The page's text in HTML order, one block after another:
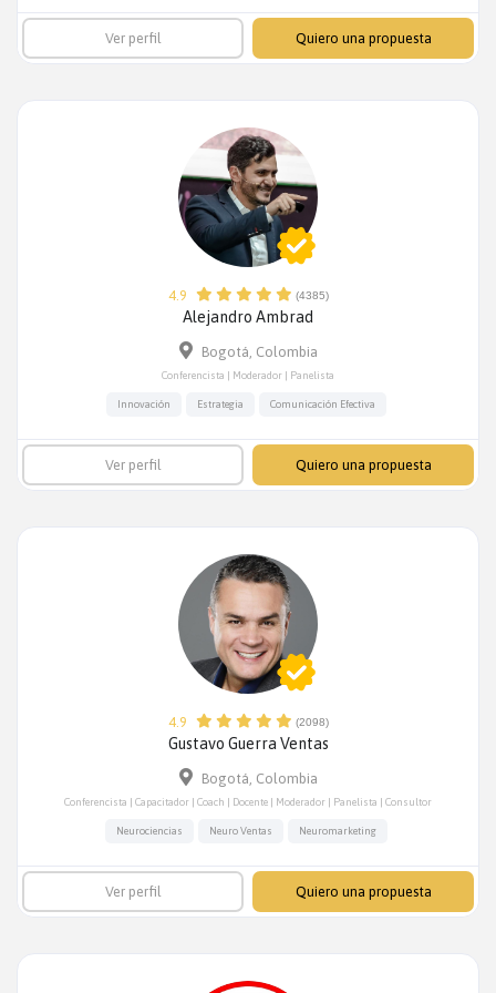
Ver perfil Quiero una propuesta
4.9 (4385)
Alejandro Ambrad
Bogotá, Colombia
Conferencista | Moderador | Panelista
Innovación Estrategia Comunicación Efectiva
Ver perfil Quiero una propuesta
4.9 (2098)
Gustavo Guerra Ventas
Bogotá, Colombia
Conferencista | Capacitador | Coach | Docente | Moderador | Panelista | Consultor
Neurociencias Neuro Ventas Neuromarketing
Ver perfil Quiero una propuesta